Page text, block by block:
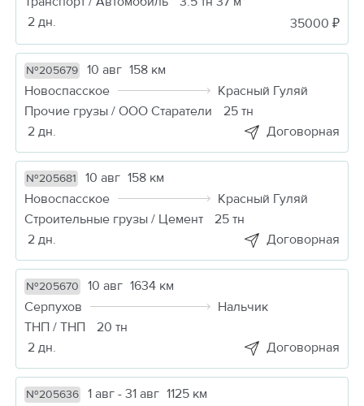
2 дн.
35000 ₽
№205679 10 авг 158 км
Новоспасское
Красный Гуляй
Прочие грузы / ООО Старатели
25 тн
2 дн.
Договорная
№205681 10 авг 158 км
Новоспасское
Красный Гуляй
Строительные грузы / Цемент
25 тн
2 дн.
Договорная
№205670 10 авг 1634 км
Серпухов
Нальчик
ТНП / ТНП
20 тн
2 дн.
Договорная
№205636 1 авг - 31 авг 1125 км